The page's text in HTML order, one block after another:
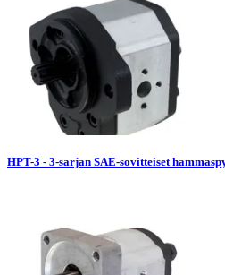
HPT-3 - 3-sarjan SAE-sovitteiset